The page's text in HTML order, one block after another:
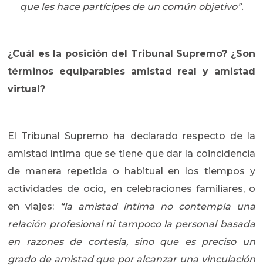
que les hace partícipes de un común objetivo”.
¿Cuál es la posición del Tribunal Supremo? ¿Son
términos equiparables amistad real y amistad
virtual?
El Tribunal Supremo ha declarado respecto de la
amistad íntima que se tiene que dar la coincidencia
de manera repetida o habitual en los tiempos y
actividades de ocio, en celebraciones familiares, o
en viajes:
“la amistad íntima no contempla una
relación profesional ni tampoco la personal basada
en razones de cortesía, sino que es preciso un
grado de amistad que por alcanzar una vinculación